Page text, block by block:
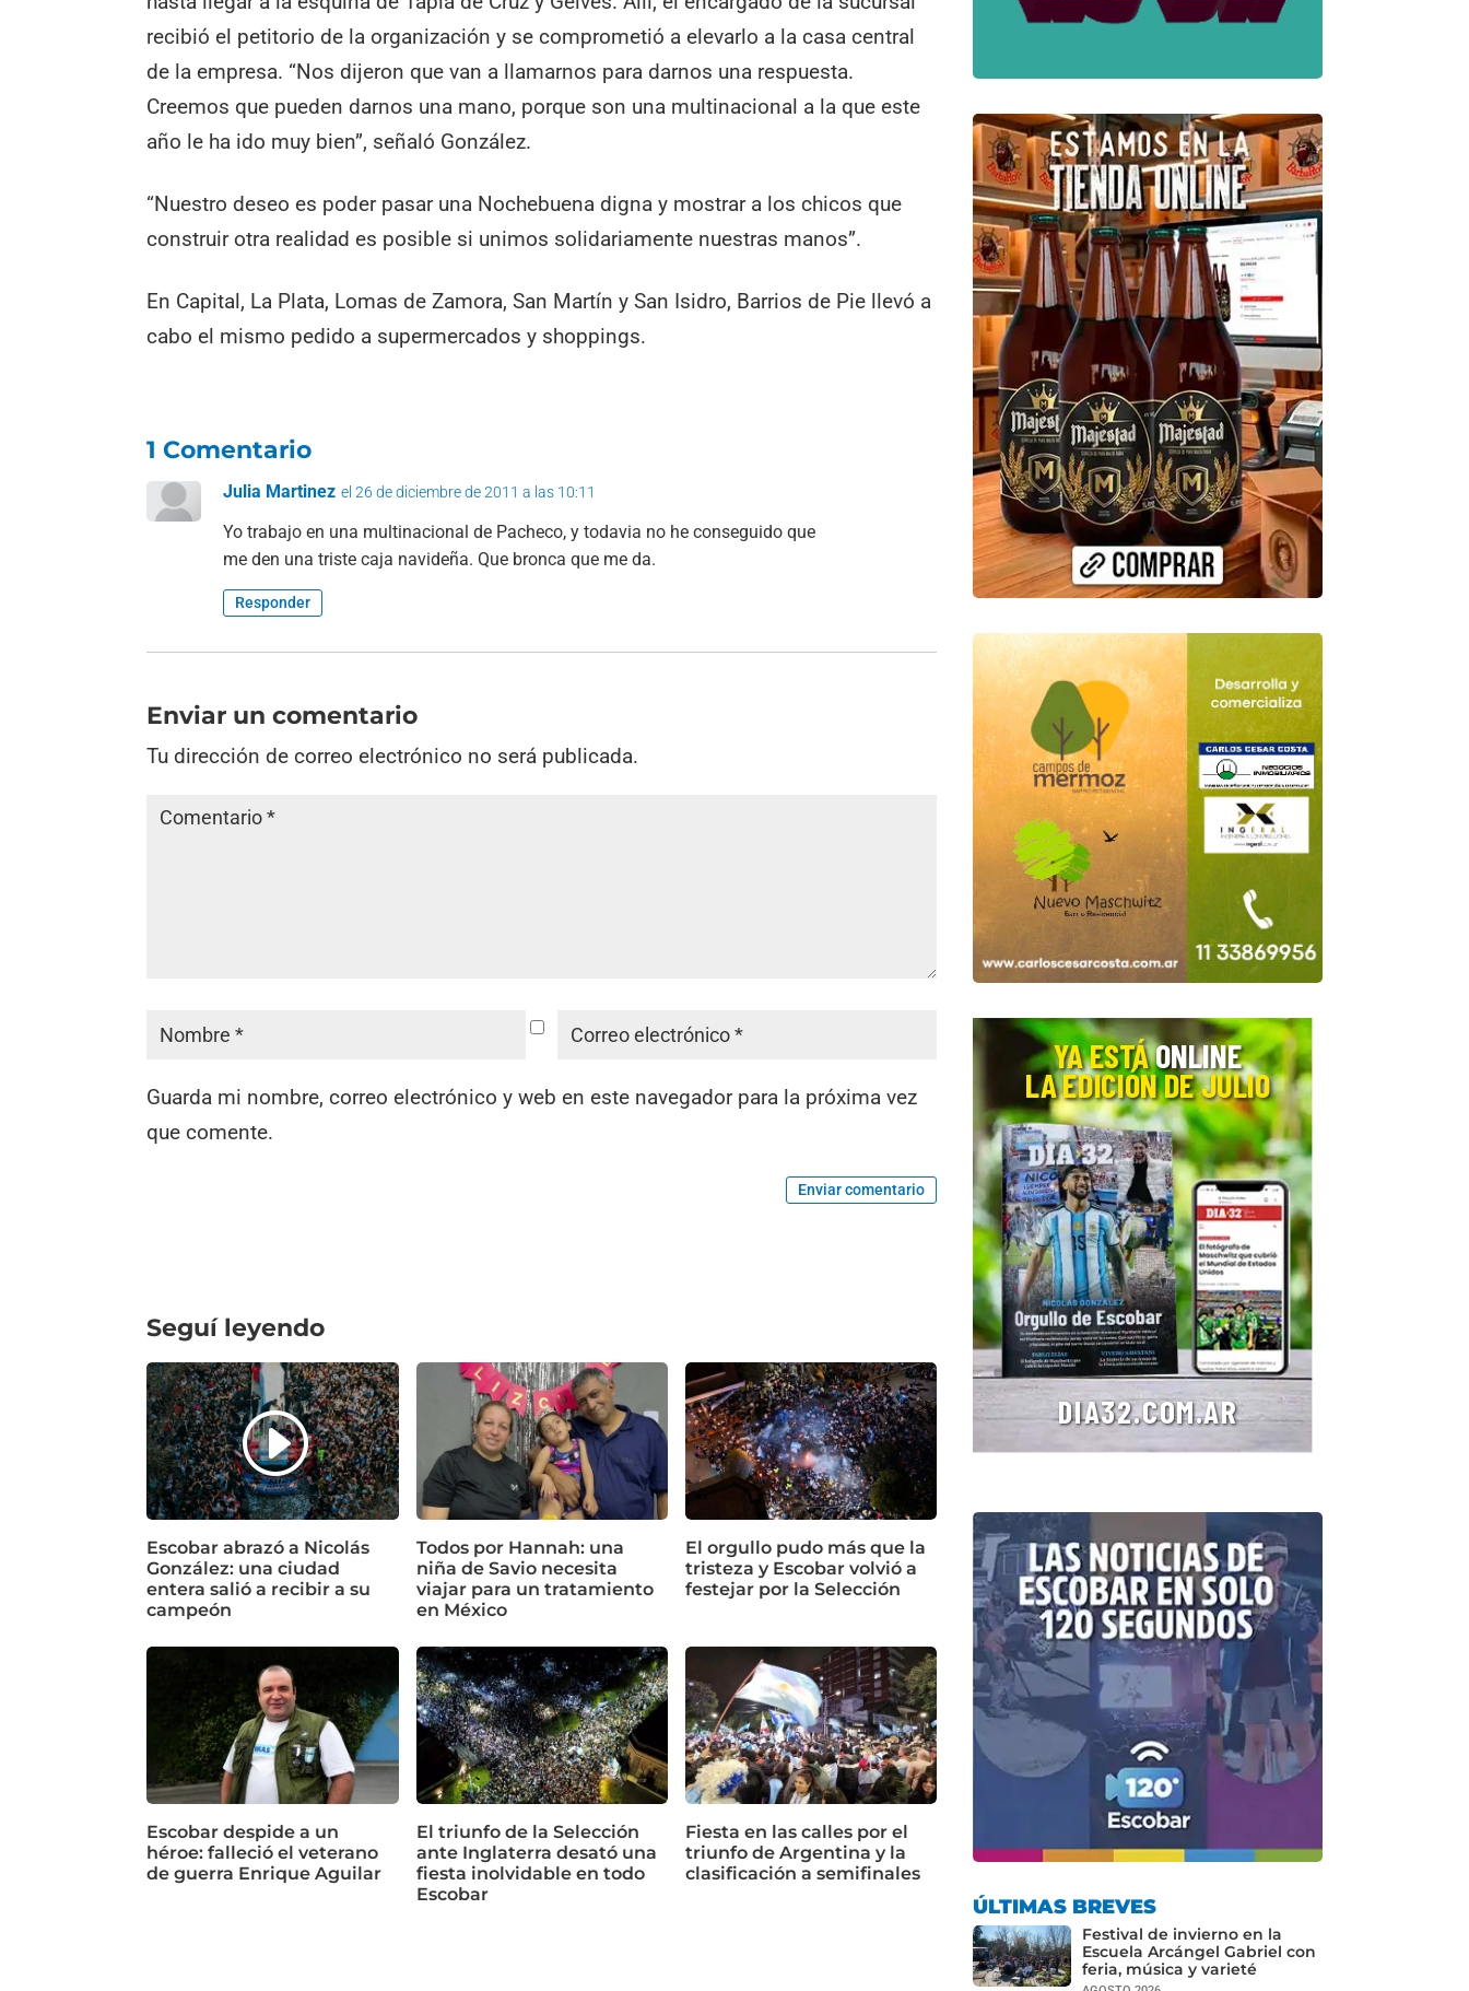
recibió el petitorio de la organización y se comprometió a elevarlo a la casa central
de la empresa. “Nos dijeron que van a llamarnos para darnos una respuesta.
Creemos que pueden darnos una mano, porque son una multinacional a la que este
año le ha ido muy bien”, señaló González.
“Nuestro deseo es poder pasar una Nochebuena digna y mostrar a los chicos que
construir otra realidad es posible si unimos solidariamente nuestras manos”.
En Capital, La Plata, Lomas de Zamora, San Martín y San Isidro, Barrios de Pie llevó a
cabo el mismo pedido a supermercados y shoppings.
1 Comentario
Julia Martinez el 26 de diciembre de 2011 a las 10:11
Yo trabajo en una multinacional de Pacheco, y todavia no he conseguido que
me den una triste caja navideña. Que bronca que me da.
Responder
Enviar un comentario
Tu dirección de correo electrónico no será publicada.
Guarda mi nombre, correo electrónico y web en este navegador para la próxima vez
que comente.
Enviar comentario
Seguí leyendo
Escobar abrazó a Nicolás
González: una ciudad
entera salió a recibir a su
campeón
Todos por Hannah: una
niña de Savio necesita
viajar para un tratamiento
en México
El orgullo pudo más que la
tristeza y Escobar volvió a
festejar por la Selección
Escobar despide a un
héroe: falleció el veterano
de guerra Enrique Aguilar
El triunfo de la Selección
ante Inglaterra desató una
fiesta inolvidable en todo
Escobar
Fiesta en las calles por el
triunfo de Argentina y la
clasificación a semifinales
ÚLTIMAS BREVES
Festival de invierno en la
Escuela Arcángel Gabriel con
feria, música y varieté